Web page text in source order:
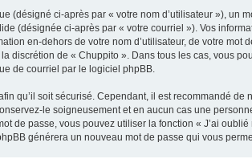
(désigné ci-après par « votre nom d’utilisateur »),
(désignée ci-après par « votre courriel »). Vos
en-dehors de votre nom d’utilisateur, de votre
discrétion de « Chuppito ». Dans tous les cas, vous
de courriel par le logiciel phpBB.
qu’il soit sécurisé. Cependant, il est recommandé
le soigneusement et en aucun cas une
de passe, vous pouvez utiliser la fonction « J’ai
générera un nouveau mot de passe qui vous